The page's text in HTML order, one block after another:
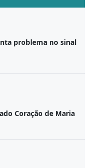
problema no sinal
Coração de Maria